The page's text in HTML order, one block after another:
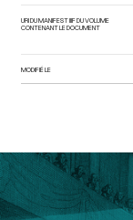
URI DU MANIFEST IIIF DU VOLUME
CONTENANT LE DOCUMENT
MODIFIÉ LE